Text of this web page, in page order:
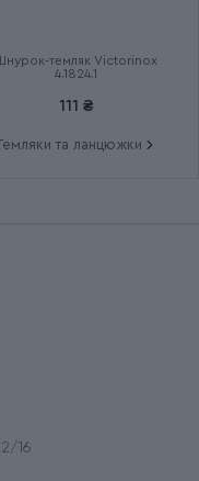
темляк Victorinox
4.1824.1
111 ₴
та ланцюжки
16